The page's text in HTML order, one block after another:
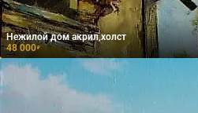
Нежилой дом акрил,холст
48 000₽